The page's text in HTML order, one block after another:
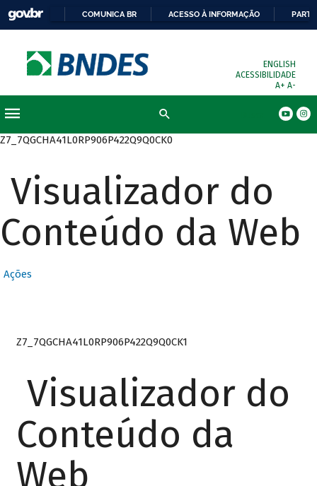
COMUNICA BR ACESSO À INFORMAÇÃO
ENGLISH
ACESSIBILIDADE
A+ A-
Z7_7QGCHA41L0RP906P422Q9Q0CK0
Visualizador do
Conteúdo da Web
Ações
Z7_7QGCHA41L0RP906P422Q9Q0CK1
Visualizador do
Conteúdo da
Web